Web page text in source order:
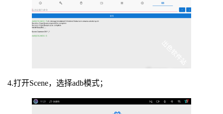
4.打开Scene，选择adb模式；